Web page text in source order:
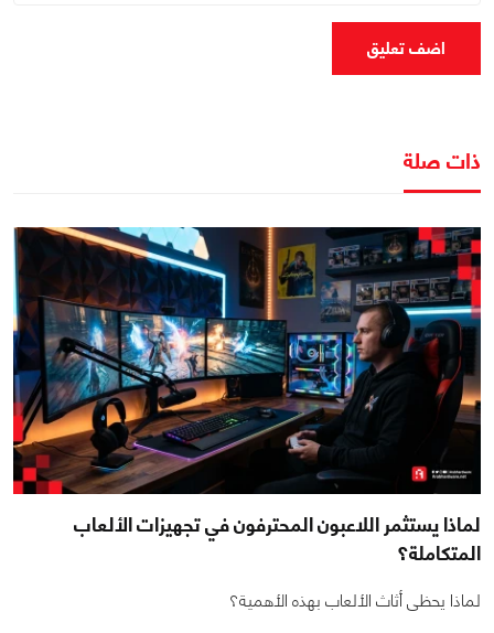
اضف تعليق
ذات صلة
لماذا يستثمر اللاعبون المحترفون في تجهيزات الألعاب
المتكاملة؟
لماذا يحظى أثاث الألعاب بهذه الأهمية؟